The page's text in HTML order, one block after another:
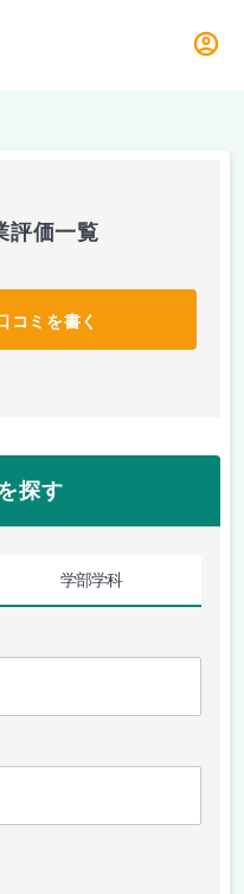
評価一覧
コミを書く
探す
学部学科